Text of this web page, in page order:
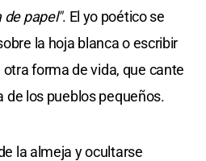
de papel". El yo poético se
la hoja blanca o escribir
forma de vida, que cante
de los pueblos pequeños.
la almeja y ocultarse